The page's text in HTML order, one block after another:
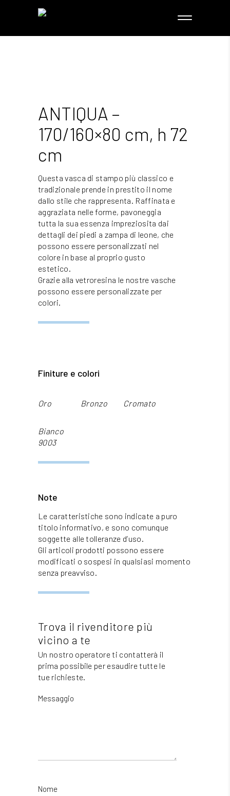
ANTIQUA –
170/160×80 cm, h 72
cm
Questa vasca di stampo più classico e
tradizionale prende in prestito il nome
dallo stile che rappresenta. Raffinata e
aggraziata nelle forme, pavoneggia
tutta la sua essenza impreziosita dai
dettagli dei piedi a zampa di leone, che
possono essere personalizzati nel
colore in base al proprio gusto
estetico.
Grazie alla vetroresina le nostre vasche
possono essere personalizzate per
colori.
Finiture e colori
Oro Bronzo Cromato
Bianco
9003
Note
Le caratteristiche sono indicate a puro
titolo informativo, e sono comunque
soggette alle tolleranze d’uso.
Gli articoli prodotti possono essere
modificati o sospesi in qualsiasi momento
senza preavviso.
Trova il rivenditore più
vicino a te
Un nostro operatore ti contatterà il
prima possibile per esaudire tutte le
tue richieste.